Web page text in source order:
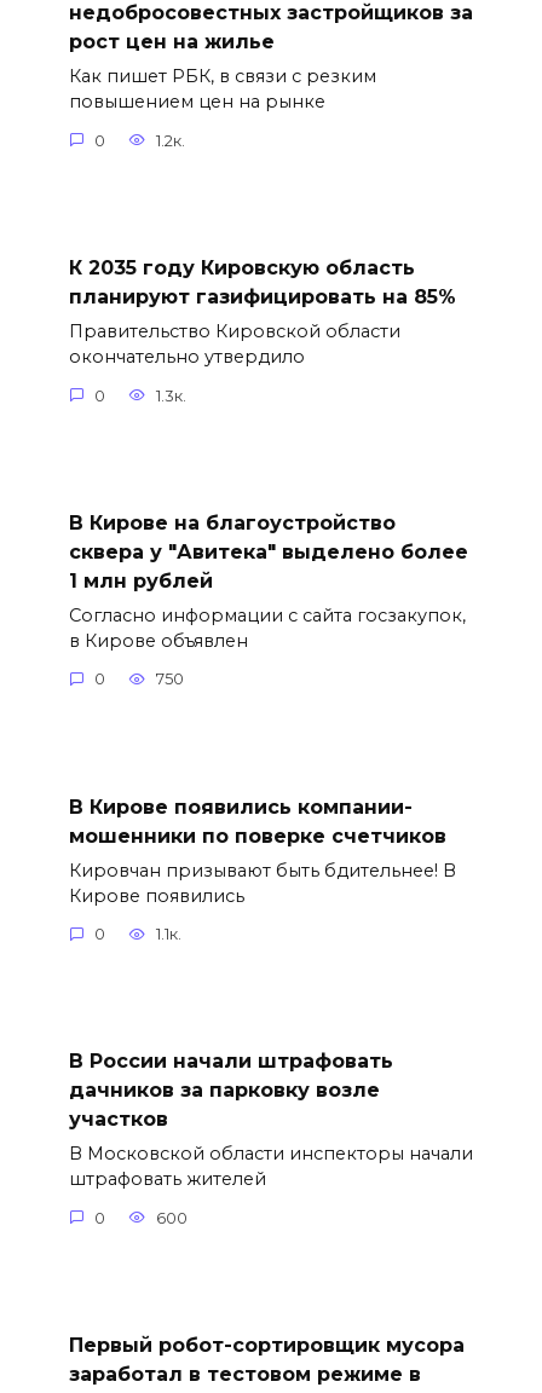
недобросовестных застройщиков за
рост цен на жилье
Как пишет РБК, в связи с резким
повышением цен на рынке
0 1.2к.
К 2035 году Кировскую область
планируют газифицировать на 85%
Правительство Кировской области
окончательно утвердило
0 1.3к.
В Кирове на благоустройство
сквера у "Авитека" выделено более
1 млн рублей
Согласно информации с сайта госзакупок,
в Кирове объявлен
0 750
В Кирове появились компании-
мошенники по поверке счетчиков
Кировчан призывают быть бдительнее! В
Кирове появились
0 1.1к.
В России начали штрафовать
дачников за парковку возле
участков
В Московской области инспекторы начали
штрафовать жителей
0 600
Первый робот-сортировщик мусора
заработал в тестовом режиме в